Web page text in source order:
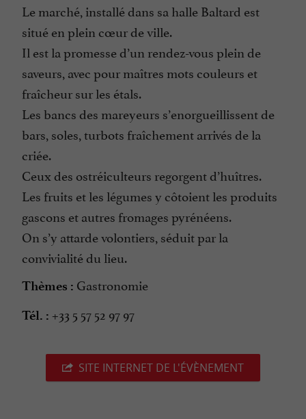
Le marché, installé dans sa halle Baltard est
situé en plein cœur de ville.
Il est la promesse d’un rendez-vous plein de
saveurs, avec pour maîtres mots couleurs et
fraîcheur sur les étals.
Les bancs des mareyeurs s’enorgueillissent de
bars, soles, turbots fraîchement arrivés de la
criée.
Ceux des ostréiculteurs regorgent d’huîtres.
Les fruits et les légumes y côtoient les produits
gascons et autres fromages pyrénéens.
On s’y attarde volontiers, séduit par la
convivialité du lieu.
Thèmes : Gastronomie
Tél. : +33 5 57 52 97 97
SITE INTERNET DE L'ÉVÈNEMENT